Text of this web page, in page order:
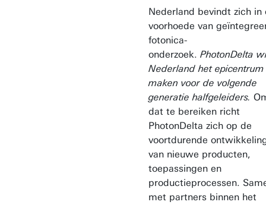
Nederland bevindt zich in
voorhoede van
fotonica-
onderzoek. PhotonDelta
Nederland het epicentrum
maken voor de volgende
generatie halfgeleiders.
dat te bereiken richt
PhotonDelta zich op de
voortdurende
van nieuwe producten,
toepassingen en
productieprocessen.
met partners binnen het